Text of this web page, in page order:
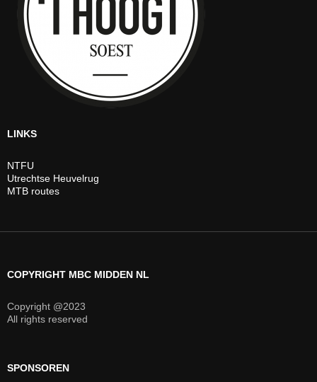
LINKS
NTFU
Utrechtse Heuvelrug
MTB routes
COPYRIGHT MBC MIDDEN NL
Copyright @2023
All rights reserved
SPONSOREN